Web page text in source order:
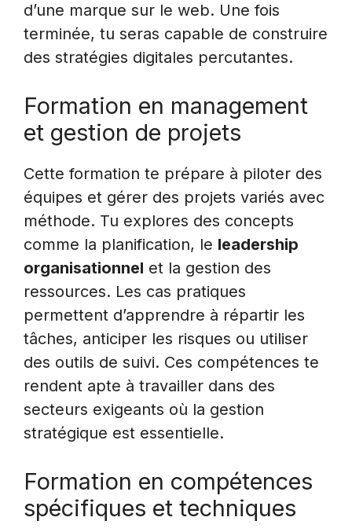
d’une marque sur le web. Une fois
terminée, tu seras capable de construire
des stratégies digitales percutantes.
Formation en management
et gestion de projets
Cette formation te prépare à piloter des
équipes et gérer des projets variés avec
méthode. Tu explores des concepts
comme la planification, le leadership
organisationnel et la gestion des
ressources. Les cas pratiques
permettent d’apprendre à répartir les
tâches, anticiper les risques ou utiliser
des outils de suivi. Ces compétences te
rendent apte à travailler dans des
secteurs exigeants où la gestion
stratégique est essentielle.
Formation en compétences
spécifiques et techniques